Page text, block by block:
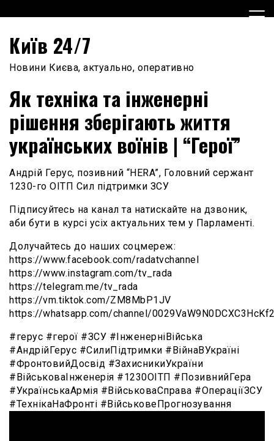
to
Київ 24/7
Новини Києва, актуально, оперативно
Як техніка та інженерні
рішення зберігають життя
українських воїнів | “Герої”
Андрій Герус, позивний “HERA”, Головний сержант
1230-го ОІТП Сил підтримки ЗСУ
Підписуйтесь на канал та натискайте на дзвоник,
аби бути в курсі усіх актуальних тем у Парламенті.
Долучайтесь до наших соцмереж:
https://www.facebook.com/radatvchannel
https://www.instagram.com/tv_rada
https://telegram.me/tv_rada
https://vm.tiktok.com/ZM8MbP1JV
https://whatsapp.com/channel/
#герус #герої #ЗСУ #ІнженерніВійська
#АндрійГерус #СилиПідтримки #ВійнаВУкраїні
#ФронтовийДосвід #ЗахисникиУкраїни
#ВійськоваІнженерія #1230ОІТП #ПозивнийГера
#УкраїнськаАрмія #ВійськоваСправа #ОпераціїЗСУ
#ТехнікаНаФронті #ВійськовеПрогнозування